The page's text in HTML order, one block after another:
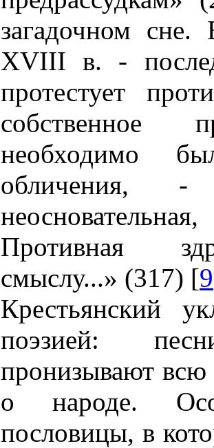
загадочном
XVIII в. -
протестует
собственное
необходимо
обличения,
Противная
смыслу...» (317) [9
Крестьянский
поэзией:
пронизывают всю
о народе.
пословицы, в